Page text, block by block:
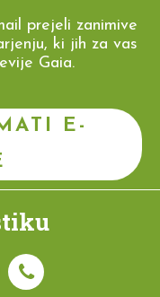
prejeli zanimive
ki jih za vas
Gaia.
E-